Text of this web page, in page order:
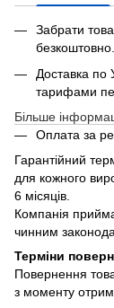
Забрати
безкоштовно.
Доставка по
тарифами
Більше
Оплата за
Гарантійний
для кожного
6 місяців.
Компанія
чинним
Терміни
Повернення
з моменту